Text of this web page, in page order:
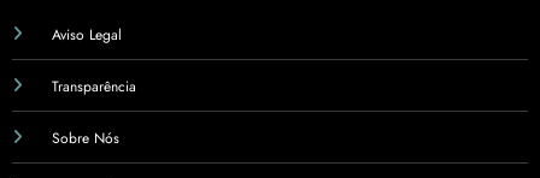
Aviso Legal
Transparência
Sobre Nós